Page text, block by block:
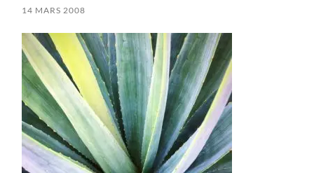
14 MARS 2008